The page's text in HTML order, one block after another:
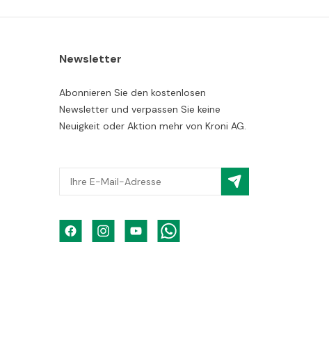
Newsletter
Abonnieren Sie den kostenlosen
Newsletter und verpassen Sie keine
Neuigkeit oder Aktion mehr von Kroni AG.